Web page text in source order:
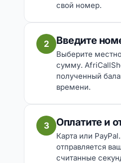
свой номер.
2 Введите
Выберите
сумму.
полученный
времени.
3 Оплатите и
Карта или
отправляется
считанные